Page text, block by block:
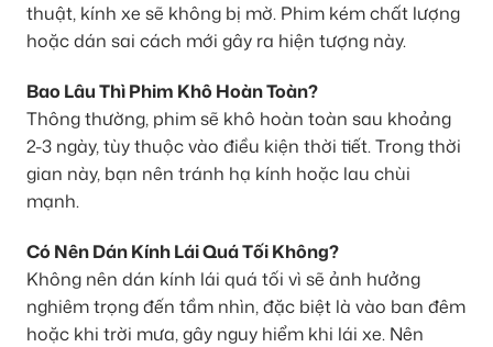
thuật, kính xe sẽ không bị mờ. Phim kém chất lượng
hoặc dán sai cách mới gây ra hiện tượng này.
Bao Lâu Thì Phim Khô Hoàn Toàn?
Thông thường, phim sẽ khô hoàn toàn sau khoảng
2-3 ngày, tùy thuộc vào điều kiện thời tiết. Trong thời
gian này, bạn nên tránh hạ kính hoặc lau chùi
mạnh.
Có Nên Dán Kính Lái Quá Tối Không?
Không nên dán kính lái quá tối vì sẽ ảnh hưởng
nghiêm trọng đến tầm nhìn, đặc biệt là vào ban đêm
hoặc khi trời mưa, gây nguy hiểm khi lái xe. Nên